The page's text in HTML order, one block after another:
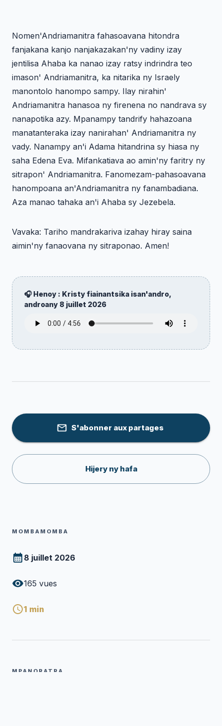
Nomen'Andriamanitra fahasoavana hitondra
fanjakana kanjo nanjakazakan'ny vadiny izay
jentilisa Ahaba ka nanao izay ratsy indrindra teo
imason' Andriamanitra, ka nitarika ny Israely
manontolo hanompo sampy. Ilay nirahin'
Andriamanitra hanasoa ny firenena no nandrava sy
nanapotika azy. Mpanampy tandrify hahazoana
manatanteraka izay nanirahan' Andriamanitra ny
vady. Nanampy an'i Adama hitandrina sy hiasa ny
saha Edena Eva. Mifankatiava ao amin'ny faritry ny
sitrapon' Andriamanitra. Fanomezam-pahasoavana
hanompoana an'Andriamanitra ny fanambadiana.
Aza manao tahaka an'i Ahaba sy Jezebela.
Vavaka: Tariho mandrakariva izahay hiray saina
aimin'ny fanaovana ny sitraponao. Amen!
🎧 Henoy : Kristy fiainantsika isan'andro,
androany 8 juillet 2026
S'abonner aux partages
Hijery ny hafa
MOMBAMOMBA
8 juillet 2026
165 vues
1 min
MPANORATRA